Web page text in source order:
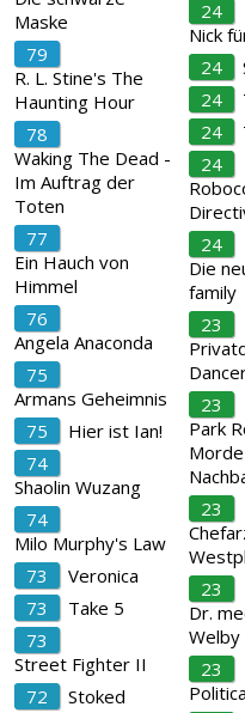
Maske
79
R. L. Stine's The
Haunting Hour
78
Waking The Dead -
Im Auftrag der
Toten
77
Ein Hauch von
Himmel
76
Angela Anaconda
75
Armans Geheimnis
75
Hier ist Ian!
74
Shaolin Wuzang
74
Milo Murphy's Law
73
Veronica
73
Take 5
73
Street Fighter II
72
Stoked
24
Nick
24
24
24
24
24
Die
family
23
23
Park
23
23
Dr.
Welby
23